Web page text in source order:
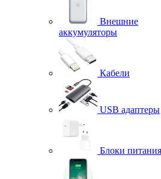
Внешние
аккумуляторы
Кабели
USB адаптеры
Блоки питания